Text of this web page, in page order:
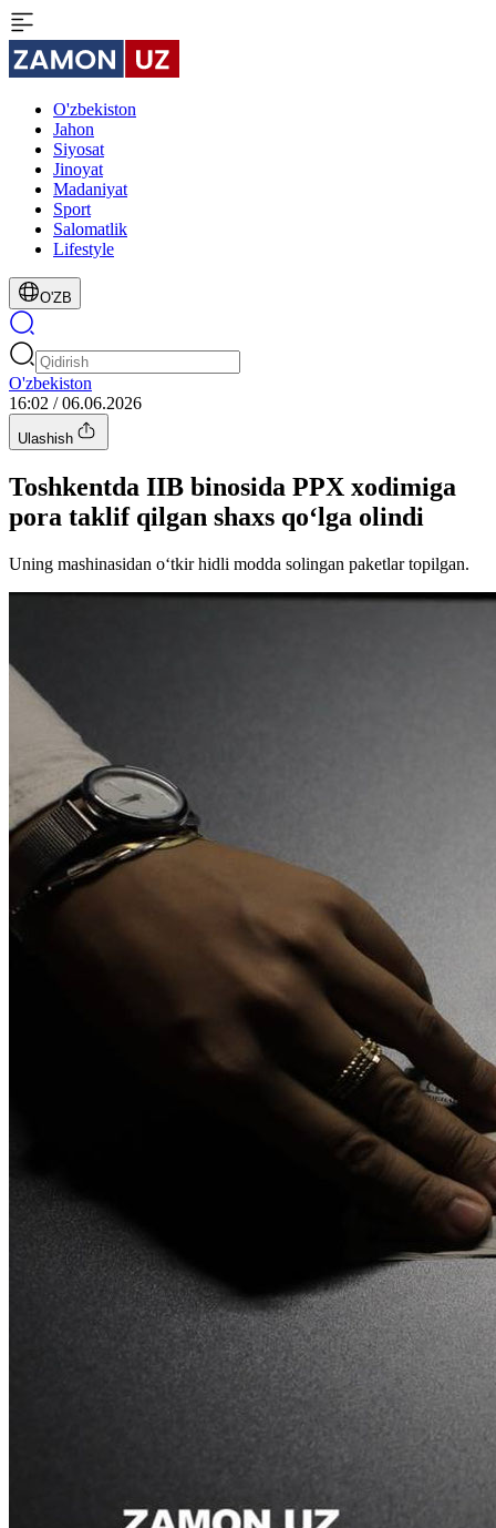
O'zbekiston
Jahon
Siyosat
Jinoyat
Madaniyat
Sport
Salomatlik
Lifestyle
O'ZB
O'zbekiston
16:02 / 06.06.2026
Ulashish
Toshkentda IIB binosida PPX xodimiga
pora taklif qilgan shaxs qo‘lga olindi
Uning mashinasidan o‘tkir hidli modda solingan paketlar topilgan.